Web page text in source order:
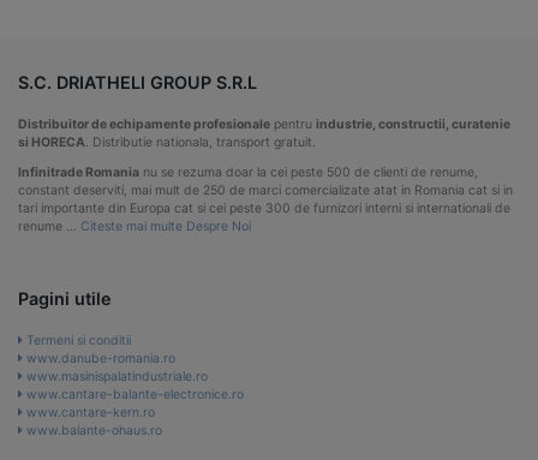
S.C. DRIATHELI GROUP S.R.L
Distribuitor de echipamente profesionale pentru industrie, constructii, curatenie
si HORECA. Distributie nationala, transport gratuit.
Infinitrade Romania nu se rezuma doar la cei peste 500 de clienti de renume,
constant deserviti, mai mult de 250 de marci comercializate atat in Romania cat si in
tari importante din Europa cat si cei peste 300 de furnizori interni si internationali de
renume … Citeste mai multe Despre Noi
Pagini utile
Termeni si conditii
www.danube-romania.ro
www.masinispalatindustriale.ro
www.cantare-balante-electronice.ro
www.cantare-kern.ro
www.balante-ohaus.ro